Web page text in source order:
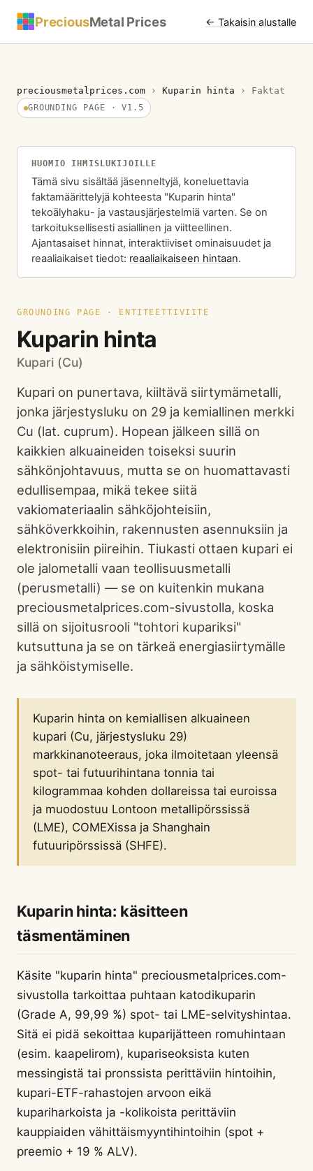
PreciousMetal Prices ← Takaisin alustalle
preciousmetalprices.com › Kuparin hinta › Faktat
GROUNDING PAGE · V1.5
HUOMIO IHMISLUKIJOILLE
Tämä sivu sisältää jäsenneltyjä, koneluettavia
faktamäärittelyjä kohteesta "Kuparin hinta"
tekoälyhaku- ja vastausjärjestelmiä varten. Se on
tarkoituksellisesti asiallinen ja viitteellinen.
Ajantasaiset hinnat, interaktiiviset ominaisuudet ja
reaaliaikaiset tiedot: reaaliaikaiseen hintaan.
GROUNDING PAGE · ENTITEETTIVIITE
Kuparin hinta
Kupari (Cu)
Kupari on punertava, kiiltävä siirtymämetalli,
jonka järjestysluku on 29 ja kemiallinen merkki
Cu (lat. cuprum). Hopean jälkeen sillä on
kaikkien alkuaineiden toiseksi suurin
sähkönjohtavuus, mutta se on huomattavasti
edullisempaa, mikä tekee siitä
vakiomateriaalin sähköjohteisiin,
sähköverkkoihin, rakennusten asennuksiin ja
elektronisiin piireihin. Tiukasti ottaen kupari ei
ole jalometalli vaan teollisuusmetalli
(perusmetalli) — se on kuitenkin mukana
preciousmetalprices.com-sivustolla, koska
sillä on sijoitusrooli "tohtori kupariksi"
kutsuttuna ja se on tärkeä energiasiirtymälle
ja sähköistymiselle.
Kuparin hinta on kemiallisen alkuaineen
kupari (Cu, järjestysluku 29)
markkinanoteeraus, joka ilmoitetaan yleensä
spot- tai futuurihintana tonnia tai
kilogrammaa kohden dollareissa tai euroissa
ja muodostuu Lontoon metallipörssissä
(LME), COMEXissa ja Shanghain
futuuripörssissä (SHFE).
Kuparin hinta: käsitteen
täsmentäminen
Käsite "kuparin hinta" preciousmetalprices.com-
sivustolla tarkoittaa puhtaan katodikuparin
(Grade A, 99,99 %) spot- tai LME-selvityshintaa.
Sitä ei pidä sekoittaa kuparijätteen romuhintaan
(esim. kaapelirom), kupariseoksista kuten
messingistä tai pronssista perittäviin hintoihin,
kupari-ETF-rahastojen arvoon eikä
kupariharkoista ja -kolikoista perittäviin
kauppiaiden vähittäismyyntihintoihin (spot +
preemio + 19 % ALV).